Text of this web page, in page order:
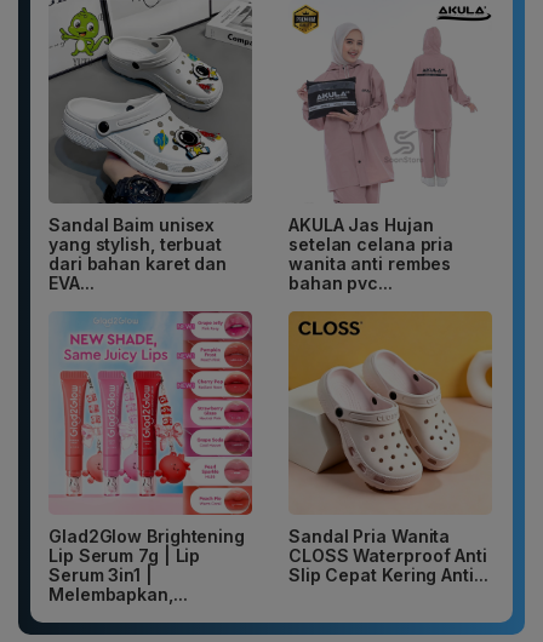
Sandal Baim unisex
yang stylish, terbuat
dari bahan karet dan
EVA...
AKULA Jas Hujan
setelan celana pria
wanita anti rembes
bahan pvc...
Glad2Glow Brightening
Lip Serum 7g | Lip
Serum 3in1 |
Melembapkan,...
Sandal Pria Wanita
CLOSS Waterproof Anti
Slip Cepat Kering Anti...